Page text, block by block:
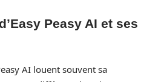
Peasy AI et ses
AI louent souvent sa